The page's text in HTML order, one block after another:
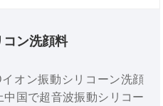
ン洗顔料
オン振動シリコーン洗顔
国で超音波振動シリコー